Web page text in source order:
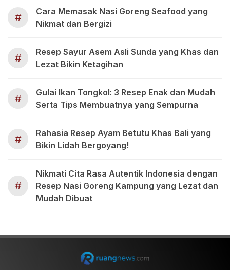
#
Cara Memasak Nasi Goreng Seafood yang
Nikmat dan Bergizi
#
Resep Sayur Asem Asli Sunda yang Khas dan
Lezat Bikin Ketagihan
#
Gulai Ikan Tongkol: 3 Resep Enak dan Mudah
Serta Tips Membuatnya yang Sempurna
#
Rahasia Resep Ayam Betutu Khas Bali yang
Bikin Lidah Bergoyang!
#
Nikmati Cita Rasa Autentik Indonesia dengan
Resep Nasi Goreng Kampung yang Lezat dan
Mudah Dibuat